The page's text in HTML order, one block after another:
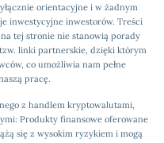
orientacyjne i w żadnym
inwestycyjne inwestorów. Treści
tej stronie nie stanowią porady
linki partnerskie, dzięki którym
co umożliwia nam pełne
pracę.
z handlem kryptowalutami,
Produkty finansowe oferowane
się z wysokim ryzykiem i mogą